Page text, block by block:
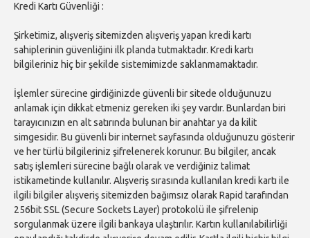
Kredi Kartı Güvenliği :
Şirketimiz, alışveriş sitemizden alışveriş yapan kredi kartı
sahiplerinin güvenliğini ilk planda tutmaktadır. Kredi kartı
bilgileriniz hiç bir şekilde sistemimizde saklanmamaktadır.
İşlemler sürecine girdiğinizde güvenli bir sitede olduğunuzu
anlamak için dikkat etmeniz gereken iki şey vardır. Bunlardan biri
tarayıcınızın en alt satırında bulunan bir anahtar ya da kilit
simgesidir. Bu güvenli bir internet sayfasında olduğunuzu gösterir
ve her türlü bilgileriniz şifrelenerek korunur. Bu bilgiler, ancak
satış işlemleri sürecine bağlı olarak ve verdiğiniz talimat
istikametinde kullanılır. Alışveriş sırasında kullanılan kredi kartı ile
ilgili bilgiler alışveriş sitemizden bağımsız olarak Rapid tarafından
256bit SSL (Secure Sockets Layer) protokolü ile şifrelenip
sorgulanmak üzere ilgili bankaya ulaştırılır. Kartın kullanılabilirliği